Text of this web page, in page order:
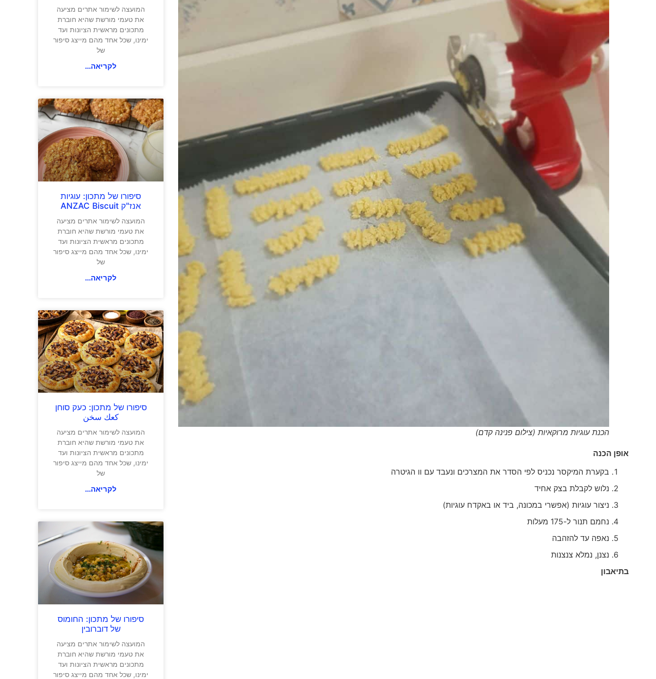
הכנת עוגיות מרוקאיות (צילום פנינה קדם)
אופן הכנה
בקערת המיקסר נכניס לפי הסדר את המצרכים ונעבד עם וו הגיטרה
נלוש לקבלת בצק אחיד
ניצור עוגיות (אפשרי במכונה, ביד או באקדח עוגיות)
נחמם תנור ל-175 מעלות
נאפה עד להזהבה
נצנן, נמלא צנצנות
בתיאבון
המועצה לשימור אתרים מציעה
את טעמי מורשת שהיא חוברת
מתכונים מראשית הציונות ועד
ימינו, שכל אחד מהם מייצג סיפור
של
לקריאה...
סיפורו של מתכון: עוגיות
אנז"ק ANZAC Biscuit
המועצה לשימור אתרים מציעה
את טעמי מורשת שהיא חוברת
מתכונים מראשית הציונות ועד
ימינו, שכל אחד מהם מייצג סיפור
של
לקריאה...
סיפורו של מתכון: כעק סוחן
كعك سخن
המועצה לשימור אתרים מציעה
את טעמי מורשת שהיא חוברת
מתכונים מראשית הציונות ועד
ימינו, שכל אחד מהם מייצג סיפור
של
לקריאה...
סיפורו של מתכון: החומוס
של דוברובין
המועצה לשימור אתרים מציעה
את טעמי מורשת שהיא חוברת
מתכונים מראשית הציונות ועד
ימינו, שכל אחד מהם מייצג סיפור